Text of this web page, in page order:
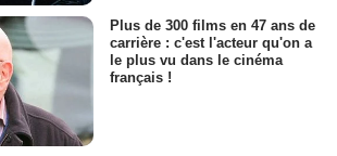
Plus de 300 films en 47 ans de
carrière : c'est l'acteur qu'on a
le plus vu dans le cinéma
français !